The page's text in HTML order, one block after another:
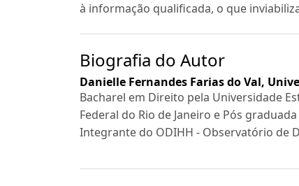
à informação qualificada, o que
Biografia do Autor
Danielle Fernandes Farias do Val,
Bacharel em Direito pela Universidade
Federal do Rio de Janeiro e Pós
Integrante do ODIHH - Observatório de